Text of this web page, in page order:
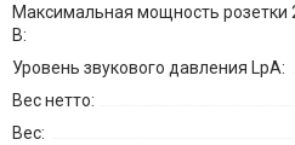
Максимальная мощность розетки
В:
Уровень звукового давления LpA:
Вес нетто:
Вес: